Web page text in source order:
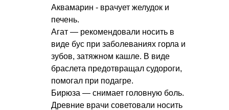
Аквамарин - врачует желудок и
печень.
Агат — рекомендовали носить в
виде бус при заболеваниях горла и
зубов, затяжном кашле. В виде
браслета предотвращал судороги,
помогал при подагре.
Бирюза — снимает головную боль.
Древние врачи советовали носить